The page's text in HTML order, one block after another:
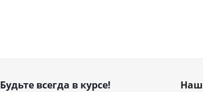
Будьте всегда в курсе!